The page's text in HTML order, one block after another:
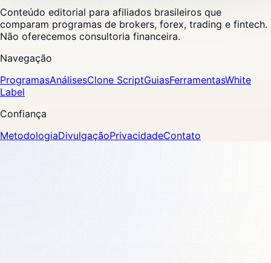
Conteúdo editorial para afiliados brasileiros que
comparam programas de brokers, forex, trading e fintech.
Não oferecemos consultoria financeira.
Navegação
ProgramasAnálisesClone ScriptGuiasFerramentasWhite
Label
Confiança
MetodologiaDivulgaçãoPrivacidadeContato